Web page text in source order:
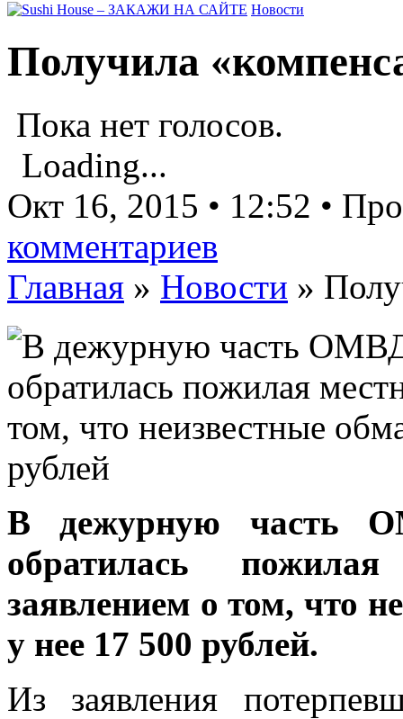
Новости
Получила
Пока нет голосов.
Loading...
Окт 16, 2015 • 12:52 •
комментариев
Главная » Новости »
В дежурную часть
обратилась
заявлением о том, что
у нее 17 500 рублей.
Из заявления